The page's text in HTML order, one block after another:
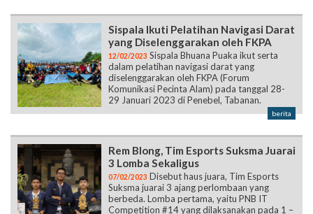
Sispala Ikuti Pelatihan Navigasi Darat
yang Diselenggarakan oleh FKPA
12/02/2023 Sispala Bhuana Puaka ikut serta
dalam pelatihan navigasi darat yang
diselenggarakan oleh FKPA (Forum
Komunikasi Pecinta Alam) pada tanggal 28-
29 Januari 2023 di Penebel, Tabanan.
berita
Rem Blong, Tim Esports Suksma Juarai
3 Lomba Sekaligus
07/02/2023 Disebut haus juara, Tim Esports
Suksma juarai 3 ajang perlombaan yang
berbeda. Lomba pertama, yaitu PNB IT
Competition #14 yang dilaksanakan pada 1 –